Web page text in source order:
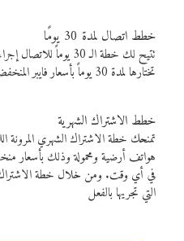
خطط اتصال لمدة 30 يومًا
تتيح لك خطة الـ 30 يوماً
تختارها لمدة 30 يوماً بأسعار فايبر المنخفضة.
خطط الاشتراك الشهرية
تمنحك خطة الاشتراك الشهري المرونة
هواتف أرضية ومحمولة وذلك بأسعار
في أي وقت. ومن خلال خطة الاشتراك
التي تجريها بالفعل